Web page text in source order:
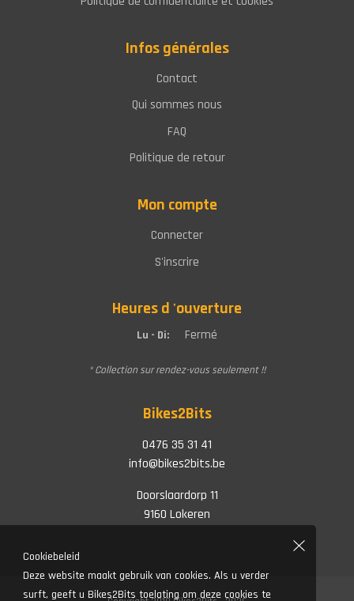
Infos générales
Contact
Qui sommes nous
FAQ
Politique de retour
Mon compte
Connecter
S'inscrire
Heures d 'ouverture
Lu - Di: Fermé
* Collection sur rendez-vous seulement !!
Bikes2Bits
0476 35 31 41
info@bikes2bits.be
Doorslaardorp 11
9160 Lokeren
Cookiebeleid
Deze website maakt gebruik van cookies. Als u verder
surft, geeft u Bikes2Bits toelating om deze cookies te